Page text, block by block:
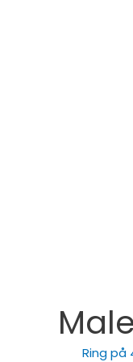
Ring på